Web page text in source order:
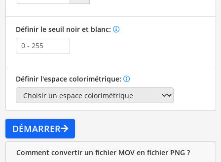
Définir le seuil noir et blanc:
Définir l'espace colorimétrique:
DÉMARRER
Comment convertir un fichier MOV en fichier PNG ?